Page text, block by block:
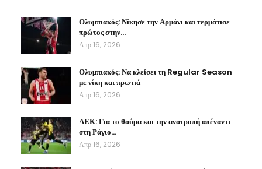
Ολυμπιακός: Νίκησε την Αρμάνι και τερμάτισε
πρώτος στην…
Απρ 16, 2026
Ολυμπιακός: Να κλείσει τη Regular Season
με νίκη και πρωτιά
Απρ 16, 2026
ΑΕΚ: Για το θαύμα και την ανατροπή απέναντι
στη Ράγιο…
Απρ 16, 2026